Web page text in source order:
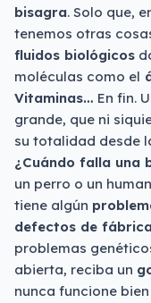
bisagra. Solo que,
tenemos otras
fluidos biológicos
moléculas como el
Vitaminas… En fin.
grande, que ni
su totalidad desde
¿Cuándo falla una
un perro o un
tiene algún
defectos de
problemas
abierta, reciba un
nunca funcione